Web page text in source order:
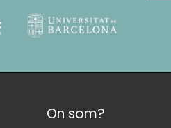
On som?